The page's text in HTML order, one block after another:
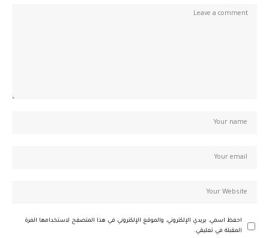
احفظ اسمي، بريدي الإلكتروني، والموقع الإلكتروني في هذا المتصفح لاستخدامها المرة
المقبلة في تعليقي.